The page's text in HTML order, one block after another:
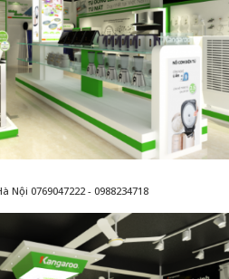
Nội 0769047222 - 0988234718